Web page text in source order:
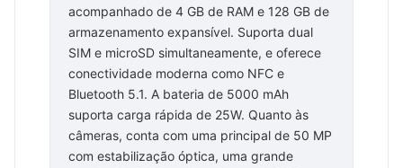
acompanhado de 4 GB de RAM e 128 GB de
armazenamento expansível. Suporta dual
SIM e microSD simultaneamente, e oferece
conectividade moderna como NFC e
Bluetooth 5.1. A bateria de 5000 mAh
suporta carga rápida de 25W. Quanto às
câmeras, conta com uma principal de 50 MP
com estabilização óptica, uma grande